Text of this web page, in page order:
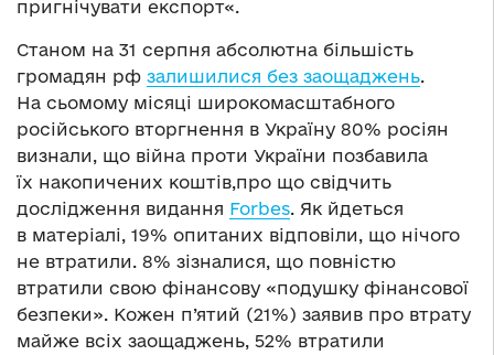
пригнічувати експорт«.
Станом на 31 серпня абсолютна більшість
громадян рф залишилися без заощаджень.
На сьомому місяці широкомасштабного
російського вторгнення в Україну 80% росіян
визнали, що війна проти України позбавила
їх накопичених коштів,про що свідчить
дослідження видання Forbes. Як йдеться
в матеріалі, 19% опитаних відповіли, що нічого
не втратили. 8% зізналися, що повністю
втратили свою фінансову «подушку фінансової
безпеки». Кожен п’ятий (21%) заявив про втрату
майже всіх заощаджень, 52% втратили